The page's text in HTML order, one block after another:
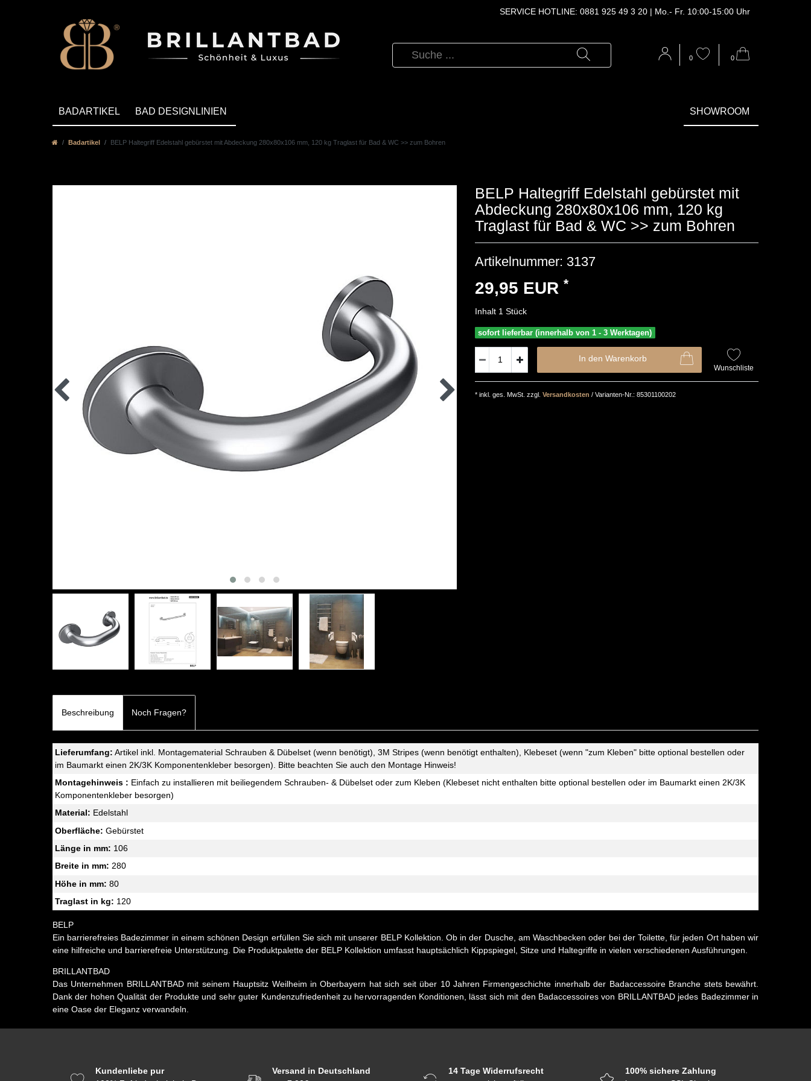
SERVICE HOTLINE: 0881 925 49 3 20 | Mo.‑ Fr. 10:00‑15:00 Uhr
0 0
BADARTIKEL BAD DESIGNLINIEN SHOWROOM
Badartikel BELP Haltegriff Edelstahl gebürstet mit Abdeckung 280x80x106 mm, 120 kg Traglast für Bad & WC >> zum Bohren
BELP Haltegriff Edelstahl gebürstet mit
Abdeckung 280x80x106 mm, 120 kg
Traglast für Bad & WC >> zum Bohren
Artikelnummer: 3137
29,95 EUR *
Inhalt 1 Stück
sofort lieferbar (innerhalb von 1 - 3 Werktagen)
In den Warenkorb
Wunschliste
* inkl. ges. MwSt. zzgl. Versandkosten / Varianten-Nr.: 85301100202
Beschreibung Noch Fragen?
Lieferumfang: Artikel inkl. Montagematerial Schrauben & Dübelset (wenn benötigt), 3M Stripes (wenn benötigt enthalten), Klebeset (wenn "zum Kleben" bitte optional bestellen oder
im Baumarkt einen 2K/3K Komponentenkleber besorgen). Bitte beachten Sie auch den Montage Hinweis!
Montagehinweis : Einfach zu installieren mit beiliegendem Schrauben- & Dübelset oder zum Kleben (Klebeset nicht enthalten bitte optional bestellen oder im Baumarkt einen 2K/3K
Komponentenkleber besorgen)
Material: Edelstahl
Oberfläche: Gebürstet
Länge in mm: 106
Breite in mm: 280
Höhe in mm: 80
Traglast in kg: 120
BELP
Ein barrierefreies Badezimmer in einem schönen Design erfüllen Sie sich mit unserer BELP Kollektion. Ob in der Dusche, am Waschbecken oder bei der Toilette, für jeden Ort haben wir
eine hilfreiche und barrierefreie Unterstützung. Die Produktpalette der BELP Kollektion umfasst hauptsächlich Kippspiegel, Sitze und Haltegriffe in vielen verschiedenen Ausführungen.
BRILLANTBAD
Das Unternehmen BRILLANTBAD mit seinem Hauptsitz Weilheim in Oberbayern hat sich seit über 10 Jahren Firmengeschichte innerhalb der Badaccessoire Branche stets bewährt.
Dank der hohen Qualität der Produkte und sehr guter Kundenzufriedenheit zu hervorragenden Konditionen, lässt sich mit den Badaccessoires von BRILLANTBAD jedes Badezimmer in
eine Oase der Eleganz verwandeln.
Kundenliebe pur
Versand in Deutschland
14 Tage Widerrufsrecht
100% sichere Zahlung